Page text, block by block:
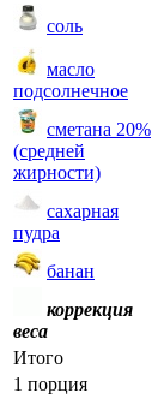
соль
масло
подсолнечное
сметана 20%
(средней
жирности)
сахарная
пудра
банан
коррекция
веса
Итого
1 порция